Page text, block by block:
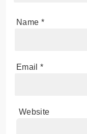
Name *
Email *
Website